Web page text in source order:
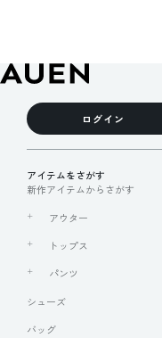
ログイン
アイテムをさがす
新作アイテムからさがす
アウター
トップス
パンツ
シューズ
バッグ